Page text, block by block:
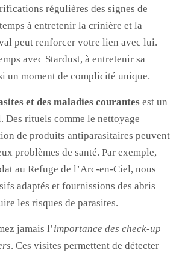
régulières des signes de
à entretenir la crinière et la
peut renforcer votre lien avec lui.
avec Stardust, à entretenir sa
un moment de complicité unique.
et des maladies courantes est un
Des rituels comme le nettoyage
de produits antiparasitaires peuvent
problèmes de santé. Par exemple,
au Refuge de l’Arc-en-Ciel, nous
adaptés et fournissions des abris
les risques de parasites.
jamais l’importance des check-up
. Ces visites permettent de détecter